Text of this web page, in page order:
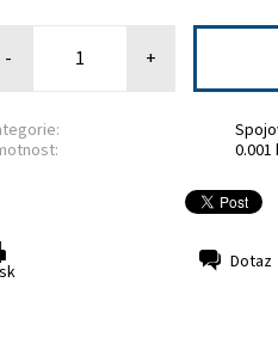
- +
0.001
Dotaz